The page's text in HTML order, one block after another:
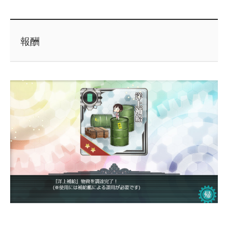
報酬